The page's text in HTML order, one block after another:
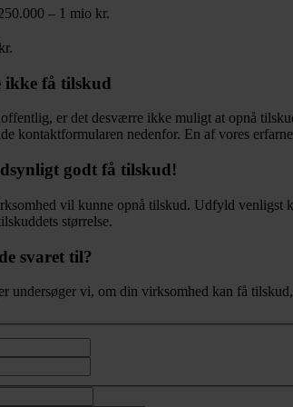
– 1 mio kr.
ikke få tilskud
er det desværre ikke muligt at opnå
kontaktformularen nedenfor. En af vores
godt få tilskud!
vil kunne opnå tilskud. Udfyld venligst
størrelse.
svaret til?
undersøger vi, om din virksomhed kan få